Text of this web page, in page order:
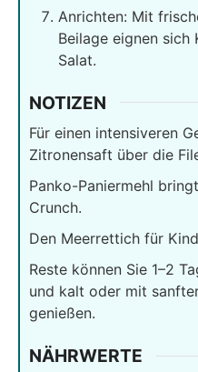
Anrichten: Mit
Beilage eignen
Salat.
NOTIZEN
Für einen intensiveren
Zitronensaft über die
Panko-Paniermehl
Crunch.
Den Meerrettich für
Reste können Sie 1–2
und kalt oder mit
genießen.
NÄHRWERTE